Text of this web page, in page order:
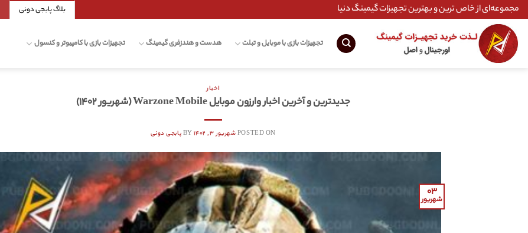
Skip
to
content
مجموعه‌ای از خاص ترین و بهترین تجهیزات گیمینگ دنیا بلاگ پابجی دونی
تجهیزات بازی با موبایل و تبلت هدست و هندزفری گیمینگ تجهیزات بازی با کامپیوتر و کنسول
اخبار
جدیدترین و آخرین اخبار وارزون موبایل Warzone Mobile (شهریور ۱۴۰۲)
POSTED ONشهریور ۳, ۱۴۰۲ BY پابجی دونی
۰۳
شهریور